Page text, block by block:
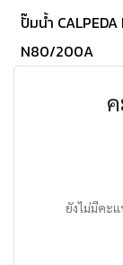
ปั๊มน้ำ
N80/200A
ยังไม่มีคะ